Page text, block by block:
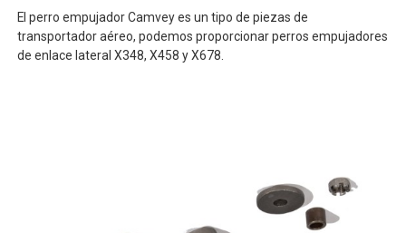
El perro empujador Camvey es un tipo de piezas de
transportador aéreo, podemos proporcionar perros empujadores
de enlace lateral X348, X458 y X678.